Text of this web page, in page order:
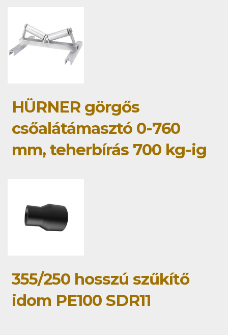
HÜRNER görgős
csőalátámasztó 0-760
mm, teherbírás 700 kg-ig
355/250 hosszú szűkítő
idom PE100 SDR11